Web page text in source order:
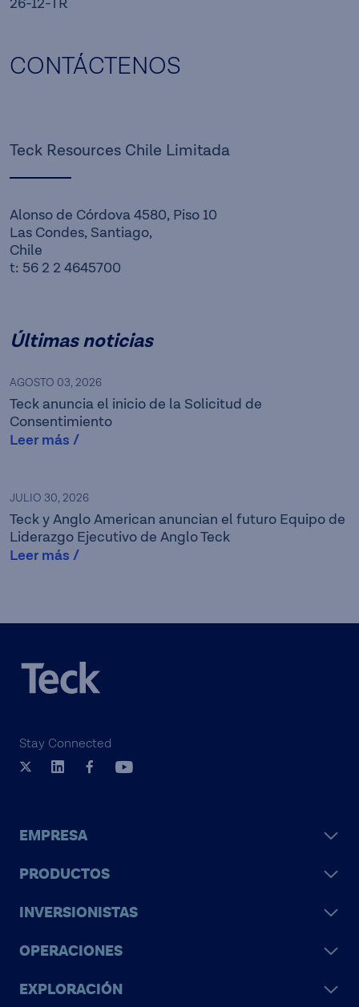
26-12-TR
CONTÁCTENOS
Teck Resources Chile Limitada
Alonso de Córdova 4580, Piso 10
Las Condes, Santiago,
Chile
t: 56 2 2 4645700
Últimas noticias
AGOSTO 03, 2026
Teck anuncia el inicio de la Solicitud de
Consentimiento
Leer más /
JULIO 30, 2026
Teck y Anglo American anuncian el futuro Equipo de
Liderazgo Ejecutivo de Anglo Teck
Leer más /
empresas mineras de
Canadá, Teck está
comprometida con el
negocio centradas en
cobre, zinc y carbón
inversiones en activos
Stay Connected
EMPRESA
PRODUCTOS
INVERSIONISTAS
OPERACIONES
EXPLORACIÓN